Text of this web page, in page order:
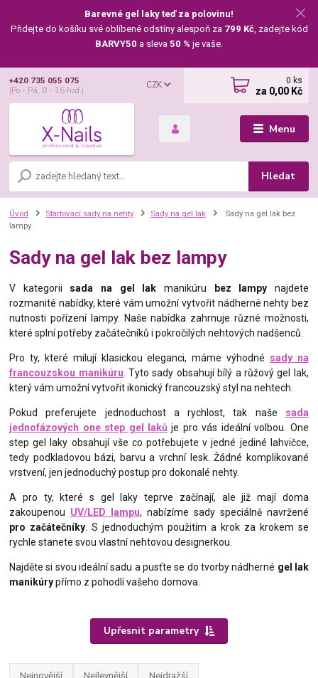
Barevné gel laky teď za polovinu!
Přidejte do košíku své oblíbené odstíny alespoň za 799 Kč, zadejte kód
BARVY50 a sleva 50 % je vaše.
Menu
CZK
Hledat
+420 735 055 075
(Po - Pá, 8 - 16 hod.)
0 ks
za 0,00 Kč
Úvod Startovací sady na nehty Sady na gel lak
Sady na gel lak bez
lampy
Sady na gel lak bez lampy
V kategorii sada na gel lak manikúru bez lampy najdete
rozmanité nabídky, které vám umožní vytvořit nádherné nehty bez
nutnosti pořízení lampy. Naše nabídka zahrnuje různé možnosti,
které splní potřeby začátečníků i pokročilých nehtových nadšenců.
Pro ty, které milují klasickou eleganci, máme výhodné sady na
francouzskou manikúru . Tyto sady obsahují bílý a růžový gel lak,
který vám umožní vytvořit ikonický francouzský styl na nehtech.
Pokud preferujete jednoduchost a rychlost, tak naše sada
jednofázových one step gel laků je pro vás ideální volbou. One
step gel laky obsahují vše co potřebujete v jedné jediné lahvičce,
tedy podkladovou bázi, barvu a vrchní lesk. Žádné komplikované
vrstvení, jen jednoduchý postup pro dokonalé nehty.
A pro ty, které s gel laky teprve začínají, ale již mají doma
zakoupenou UV/LED lampu, nabízíme sady speciálně navržené
pro začátečníky . S jednoduchým použitím a krok za krokem se
rychle stanete svou vlastní nehtovou designerkou.
Najděte si svou ideální sadu a pusťte se do tvorby nádherné gel lak
manikúrypřímo z pohodlí vašeho domova.
Upřesnit parametry
Nejnovější Nejlevnější Nejdražší